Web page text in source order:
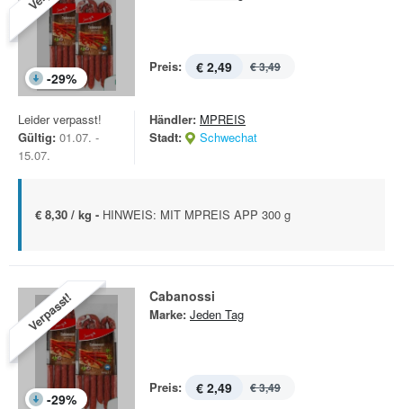
-29%
Preis: € 2,49 € 3,49
Leider verpasst!
Gültig: 01.07. -
15.07.
Händler: MPREIS
Stadt:
Schwechat
€ 8,30 / kg - HINWEIS: MIT MPREIS APP 300 g
Verpasst!
-29%
Cabanossi
Marke: Jeden Tag
Preis: € 2,49 € 3,49